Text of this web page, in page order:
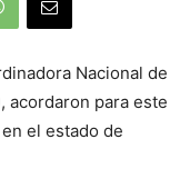
Nacional de
acordaron para este
el estado de